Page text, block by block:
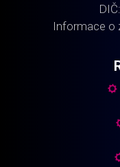
Informace o